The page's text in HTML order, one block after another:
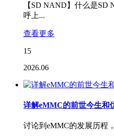
【SD NAND】什么是
呼上...
查看更多
15
2026.06
详解eMMC的前世今生和
讨论到eMMC的发展历程